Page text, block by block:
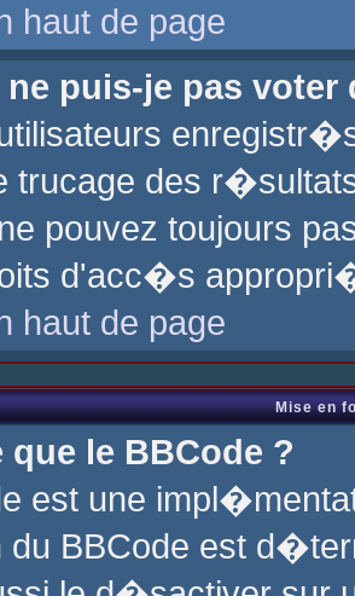
haut de page
puis-je pas voter
trucage des
pouvez toujours
d'acc�s
haut de page
Mise en
que le BBCode ?
est une
du BBCode est